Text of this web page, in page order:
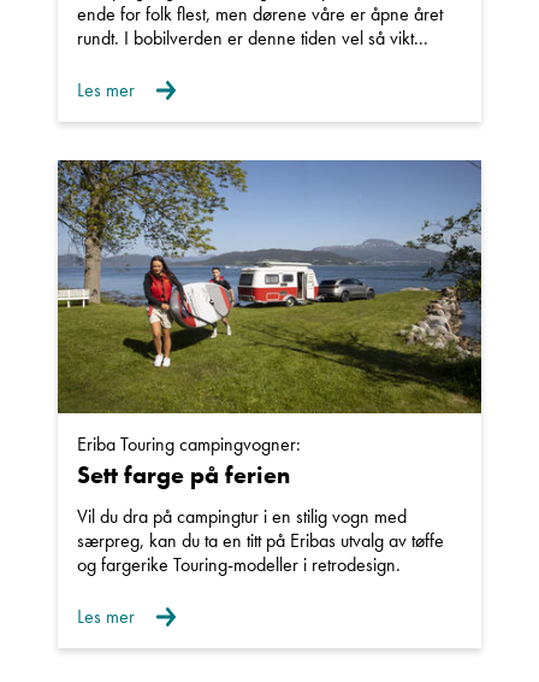
E-post
Navn
Beskrivelse
Denne siden er beskyttet av reCAPTCHA og Google
PersonvernerklæringogVilkår for bruker gjeldende.
Ta kontakt
ende for folk flest, men dørene våre er åpne året
rundt. I bobilverden er denne tiden vel så vikt...
Les mer
Eriba Touring campingvogner:
Sett farge på ferien
Vil du dra på campingtur i en stilig vogn med
særpreg, kan du ta en titt på Eribas utvalg av tøffe
og fargerike Touring-modeller i retrodesign.
Les mer